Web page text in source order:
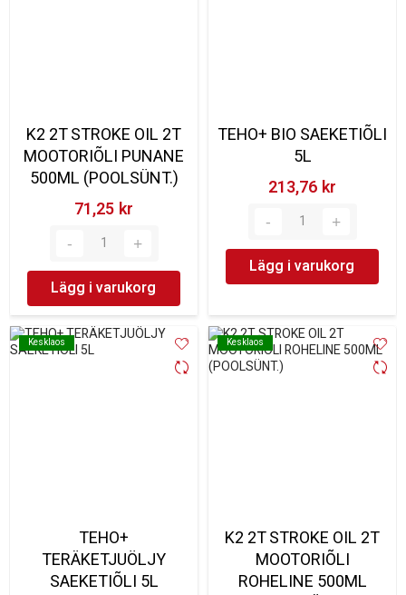
K2 2T STROKE OIL 2T
MOOTORIÕLI PUNANE
500ML (POOLSÜNT.)
71,25 kr‎
Lägg i varukorg
TEHO+ BIO SAEKETIÕLI
5L
213,76 kr‎
Lägg i varukorg
Kesklaos
Kesklaos
TEHO+
TERÄKETJUÖLJY
SAEKETIÕLI 5L
Kesklaos
Kesklaos
K2 2T STROKE OIL 2T
MOOTORIÕLI
ROHELINE 500ML